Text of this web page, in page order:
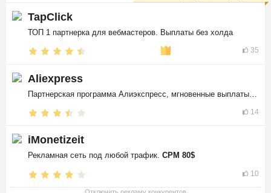
TapClick
ТОП 1 партнерка для вебмастеров. Выплаты без холда
35
Aliexpress
14
iMonetizeit
Рекламная сеть под любой трафик. CPM 80$
10